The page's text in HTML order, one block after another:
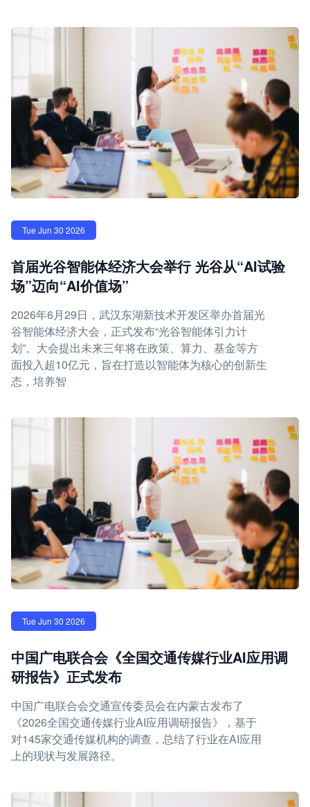
Tue Jun 30 2026
首届光谷智能体经济大会举行 光谷从“AI试验
场”迈向“AI价值场”
2026年6月29日，武汉东湖新技术开发区举办首届光
谷智能体经济大会，正式发布“光谷智能体引力计
划”。大会提出未来三年将在政策、算力、基金等方
面投入超10亿元，旨在打造以智能体为核心的创新生
态，培养智
Tue Jun 30 2026
中国广电联合会《全国交通传媒行业AI应用调
研报告》正式发布
中国广电联合会交通宣传委员会在内蒙古发布了
《2026全国交通传媒行业AI应用调研报告》，基于
对145家交通传媒机构的调查，总结了行业在AI应用
上的现状与发展路径。